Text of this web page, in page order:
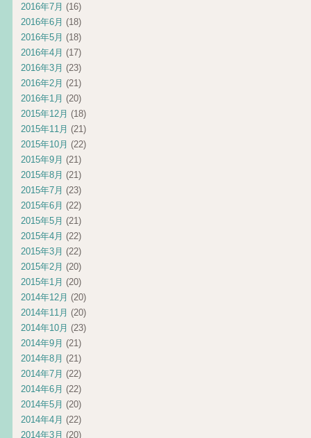
2016年7月 (16)
2016年6月 (18)
2016年5月 (18)
2016年4月 (17)
2016年3月 (23)
2016年2月 (21)
2016年1月 (20)
2015年12月 (18)
2015年11月 (21)
2015年10月 (22)
2015年9月 (21)
2015年8月 (21)
2015年7月 (23)
2015年6月 (22)
2015年5月 (21)
2015年4月 (22)
2015年3月 (22)
2015年2月 (20)
2015年1月 (20)
2014年12月 (20)
2014年11月 (20)
2014年10月 (23)
2014年9月 (21)
2014年8月 (21)
2014年7月 (22)
2014年6月 (22)
2014年5月 (20)
2014年4月 (22)
2014年3月 (20)